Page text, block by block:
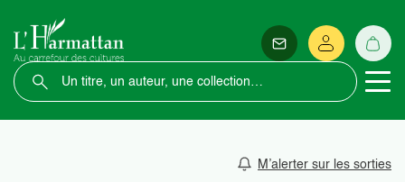
M’alerter sur les sorties